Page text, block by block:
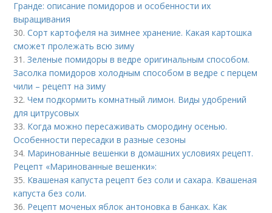
Гранде: описание помидоров и особенности их
выращивания
30.Сорт картофеля на зимнее хранение. Какая картошка
сможет пролежать всю зиму
31.Зеленые помидоры в ведре оригинальным способом.
Засолка помидоров холодным способом в ведре с перцем
чили – рецепт на зиму
32.Чем подкормить комнатный лимон. Виды удобрений
для цитрусовых
33. Когда можно пересаживать смородину осенью.
Особенности пересадки в разные сезоны
34. Маринованные вешенки в домашних условиях рецепт.
Рецепт «Маринованные вешенки»:
35. Квашеная капуста рецепт без соли и сахара. Квашеная
капуста без соли.
36. Рецепт моченых яблок антоновка в банках. Как